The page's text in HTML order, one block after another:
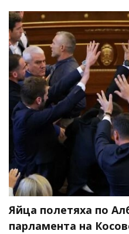
Яйца полетяха по
парламента на